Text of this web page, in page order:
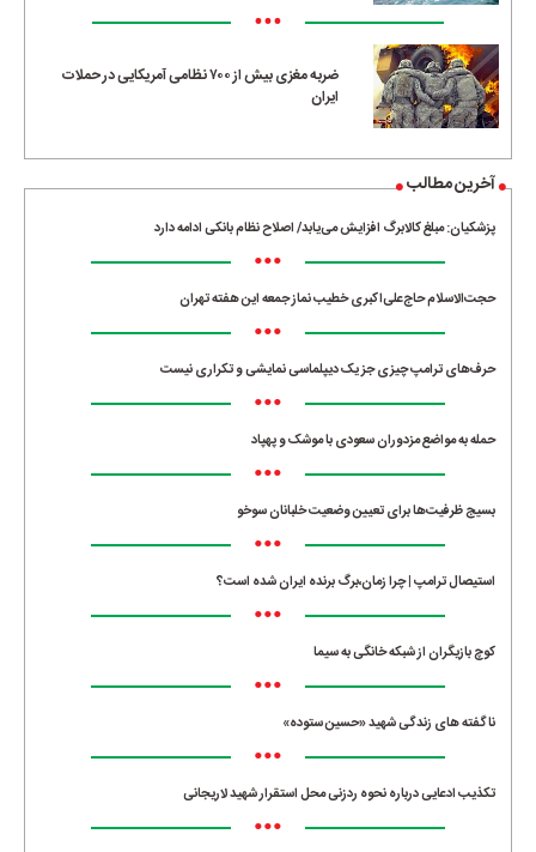
•••
ضربه مغزی بیش از ۷۰۰ نظامی آمریکایی در حملات
ایران
آخرین مطالب
پزشکیان: مبلغ کالابرگ افزایش می‌یابد/ اصلاح نظام بانکی ادامه دارد
•••
حجت‌الاسلام حاج‌علی‌اکبری خطیب نماز جمعه این هفته تهران
•••
حرف‌های ترامپ چیزی جز یک دیپلماسی نمایشی و تکراری نیست
•••
حمله به مواضع مزدوران سعودی با موشک و پهپاد
•••
بسیج ظرفیت‌ها برای تعیین وضعیت خلبانان سوخو
•••
استیصال ترامپ | چرا زمان،برگ برنده ایران شده است؟
•••
کوچ بازیگران از شبکه خانگی به سیما
•••
ناگفته های زندگی شهید «حسین ستوده»
•••
تکذیب ادعایی درباره نحوه ردزنی محل استقرار شهید لاریجانی
•••